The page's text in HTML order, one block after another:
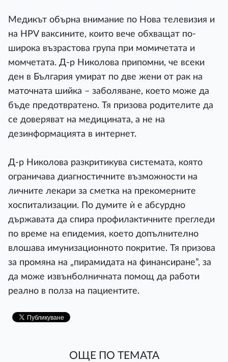
Медикът обърна внимание по Нова телевизия и
на HPV ваксините, които вече обхващат по-
широка възрастова група при момичетата и
момчетата. Д-р Николова припомни, че всеки
ден в България умират по две жени от рак на
маточната шийка – заболяване, което може да
бъде предотвратено. Тя призова родителите да
се доверяват на медицината, а не на
дезинформацията в интернет.
Д-р Николова разкритикува системата, която
ограничава диагностичните възможности на
личните лекари за сметка на прекомерните
хоспитализации. По думите ѝ е абсурдно
държавата да спира профилактичните прегледи
по време на епидемия, което допълнително
влошава имунизационното покритие. Тя призова
за промяна на „пирамидата на финансиране”, за
да може извънболничната помощ да работи
реално в полза на пациентите.
ОЩЕ ПО ТЕМАТА